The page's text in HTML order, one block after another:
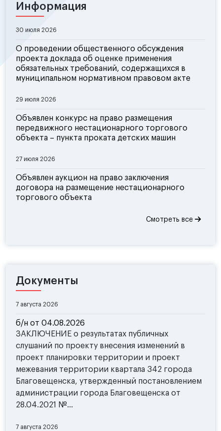
Информация
30 июля 2026
О проведении общественного обсуждения
проекта доклада об оценке применения
обязательных требований, содержащихся в
муниципальном нормативном правовом акте
29 июля 2026
Объявлен конкурс на право размещения
передвижного нестационарного торгового
объекта – пункта проката детских машин
27 июля 2026
Объявлен аукцион на право заключения
договора на размещение нестационарного
торгового объекта
Смотреть все
Документы
7 августа 2026
б/н от 04.08.2026
ЗАКЛЮЧЕНИЕ о результатах публичных
слушаний по проекту внесения изменений в
проект планировки территории и проект
межевания территории квартала 342 города
Благовещенска, утвержденный постановлением
администрации города Благовещенска от
28.04.2021 №...
7 августа 2026